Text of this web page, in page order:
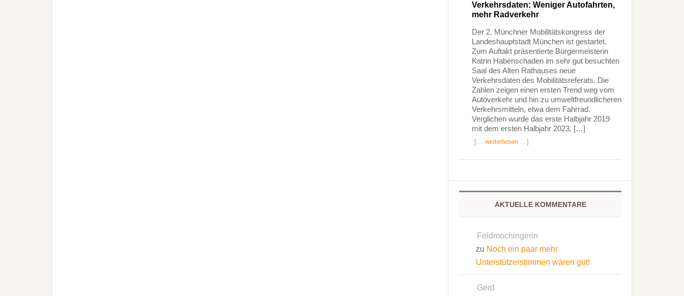
Verkehrsdaten: Weniger Autofahrten,
mehr Radverkehr
Der 2. Münchner Mobilitätskongress der
Landeshauptstadt München ist gestartet.
Zum Auftakt präsentierte Bürgermeisterin
Katrin Habenschaden im sehr gut besuchten
Saal des Alten Rathauses neue
Verkehrsdaten des Mobilitätsreferats. Die
Zahlen zeigen einen ersten Trend weg vom
Autoverkehr und hin zu umweltfreundlicheren
Verkehrsmitteln, etwa dem Fahrrad.
Verglichen wurde das erste Halbjahr 2019
mit dem ersten Halbjahr 2023, […]
[… weiterlesen …]
AKTUELLE KOMMENTARE
Feldmochingerin
zu Noch ein paar mehr
Unterstützerstimmen wären gut!
Gerd